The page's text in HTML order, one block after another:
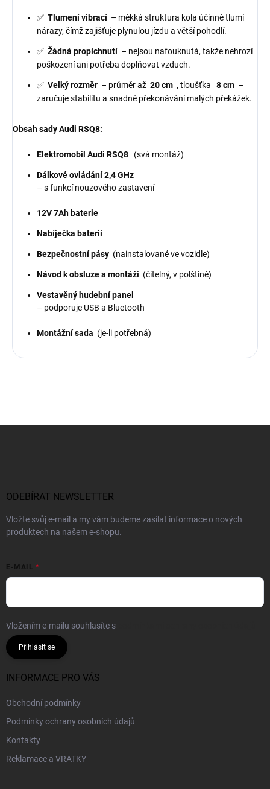
✅ Tlumení vibrací – měkká struktura kola účinně tlumí
nárazy, čímž zajišťuje plynulou jízdu a větší pohodlí.
✅ Žádná propíchnutí – nejsou nafouknutá, takže nehrozí
poškození ani potřeba doplňovat vzduch.
✅ Velký rozměr – průměr až 20 cm , tloušťka 8 cm –
zaručuje stabilitu a snadné překonávání malých překážek.
Obsah sady Audi RSQ8:
Elektromobil Audi RSQ8 (svá montáž)
Dálkové ovládání 2,4 GHz
– s funkcí nouzového zastavení
12V 7Ah baterie
Nabíječka baterií
Bezpečnostní pásy (nainstalované ve vozidle)
Návod k obsluze a montáži (čitelný, v polštině)
Vestavěný hudební panel
– podporuje USB a Bluetooth
Montážní sada (je-li potřebná)
ODEBÍRAT NEWSLETTER
Vložte svůj e-mail a my vám budeme zasílat informace o nových
produktech na našem e-shopu.
E-MAIL
Vložením e-mailu souhlasíte s
Přihlásit se
INFORMACE PRO VÁS
Obchodní podmínky
Podmínky ochrany osobních údajů
Kontakty
Reklamace a VRATKY